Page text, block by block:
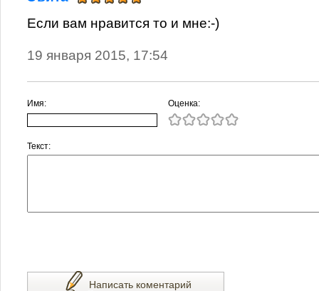
Если вам нравится то и мне:-)
19 января 2015, 17:54
Имя: Оценка:
Текст:
Написать коментарий